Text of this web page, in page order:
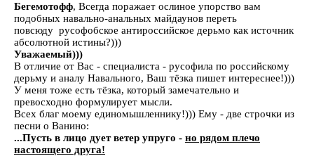
Бегемотофф, Всегда поражает ослиное упорство вам
подобных навально-анальных майдаунов переть
повсюду русофобское антироссийское дерьмо как источник
абсолютной истины?)))
Уважаемый)))
В отличие от Вас - специалиста - русофила по российскому
дерьму и аналу Навального, Ваш тёзка пишет интереснее!)))
У меня тоже есть тёзка, который замечательно и
превосходно формулирует мысли.
Всех благ моему единомышленнику!))) Ему - две строчки из
песни о Ванино:
...Пусть в лицо дует ветер упруго - но рядом плечо
настоящего друга!